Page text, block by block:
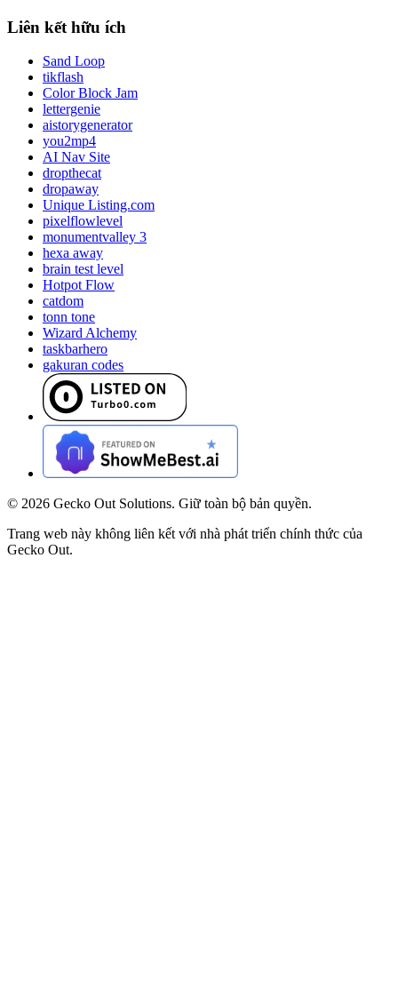
Liên kết hữu ích
Sand Loop
tikflash
Color Block Jam
lettergenie
aistorygenerator
you2mp4
AI Nav Site
dropthecat
dropaway
Unique Listing.com
pixelflowlevel
monumentvalley 3
hexa away
brain test level
Hotpot Flow
catdom
tonn tone
Wizard Alchemy
taskbarhero
gakuran codes
© 2026 Gecko Out Solutions. Giữ toàn bộ bản quyền.
Trang web này không liên kết với nhà phát triển chính thức của
Gecko Out.